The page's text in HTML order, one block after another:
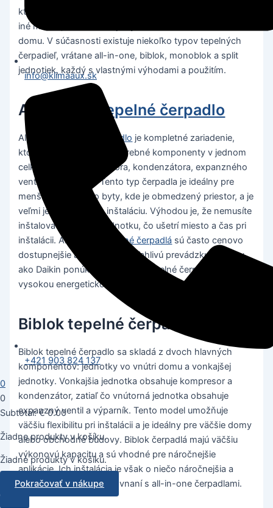
info@klimaaux.sk
+421 903 824 137
0
0
Subtotal:€0.00
Žiadne produkty v košíku.
Žiadne produkty v košíku.
Pokračovať v nákupe
ktoré získavajú teplo z jedného miesta a prenášajú ho na
iné miesto, čím umožňujú vykurovanie alebo chladenie
domu. V súčasnosti existuje niekoľko typov tepelných
čerpadieľ, vrátane all-in-one, biblok, monoblok a split
jednotiek, každý s vlastnými výhodami a použitím.
All-in-One tepelné čerpadlo
All-in-One tepelné čerpadlo je kompletné zariadenie,
ktoré obsahuje všetky potrebné komponenty v jednom
celku, vrátane kompresora, kondenzátora, expanzného
ventilu a výparníka. Tento typ čerpadla je ideálny pre
menšie domy alebo byty, kde je obmedzený priestor, a je
veľmi jednoduchý na inštaláciu. Výhodou je, že nemusíte
inštalovať vonkajšiu jednotku, čo ušetrí miesto a čas pri
inštalácii. All-in-One
tepelné čerpadlá sú často cenovo
dostupnejšie a ponúkajú spoľahlivú prevádzku. Značky
ako Daikin ponúkajú all-in-one tepelné čerpadlá s
vysokou energetickou účinnosťou a spoľahlivosťou.
Biblok tepelné čerpadlo
Biblok tepelné čerpadlo sa skladá z dvoch hlavných
komponentov: jednotky vo vnútri domu a vonkajšej
jednotky. Vonkajšia jednotka obsahuje kompresor a
kondenzátor, zatiaľ čo vnútorná jednotka obsahuje
expanzný ventil a výparník. Tento model umožňuje
väčšiu flexibilitu pri inštalácii a je ideálny pre väčšie domy
alebo obchodné budovy. Biblok čerpadlá majú väčšiu
výkonovú kapacitu a sú vhodné pre náročnejšie
aplikácie. Ich inštalácia je však o niečo náročnejšia a
môže byť drahšia v porovnaní s all-in-one čerpadlami.